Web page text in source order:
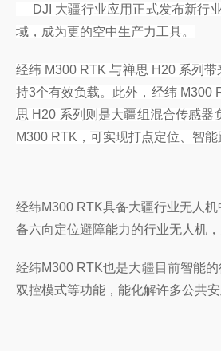
DJI 大疆行业应用正式发布新行
域，成为更的空中生产力工具。
经纬 M300 RTK 与禅思 H20 系列
持3个有效负载。此外，经纬 M300
思 H20 系列则是大疆组混合传感
M300 RTK，可实现打点定位、智
经纬M300 RTK具备大疆行业无人
备六向定位避障能力的行业无人机
经纬M300 RTK也是大疆目前智能
双控模式等功能，能化解许多公共